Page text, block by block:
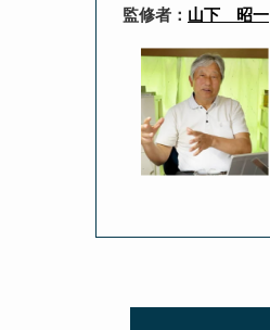
監修者： 山下 昭一